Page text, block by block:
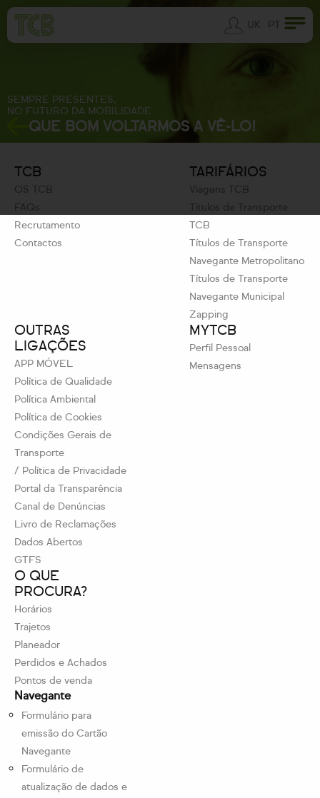
UK PT
SEMPRE PRESENTES,
NO FUTURO DA MOBILIDADE
QUE BOM VOLTARMOS A VÊ-LO!
TCB
OS TCB
FAQs
Recrutamento
Contactos
TARIFÁRIOS
Viagens TCB
Títulos de Transporte
TCB
Títulos de Transporte
Navegante Metropolitano
Títulos de Transporte
Navegante Municipal
Zapping
O QUE
PROCURA?
Horários
Trajetos
Planeador
Perdidos e Achados
Pontos de venda
Navegante
Formulário para
emissão do Cartão
Navegante
Formulário de
atualização de dados e
OUTRAS
LIGAÇÕES
APP MÓVEL
Política de Qualidade
Política Ambiental
Política de Cookies
Condições Gerais de
Transporte
/ Política de Privacidade
Portal da Transparência
Canal de Denúncias
Livro de Reclamações
Dados Abertos
GTFS
MYTCB
Perfil Pessoal
Mensagens